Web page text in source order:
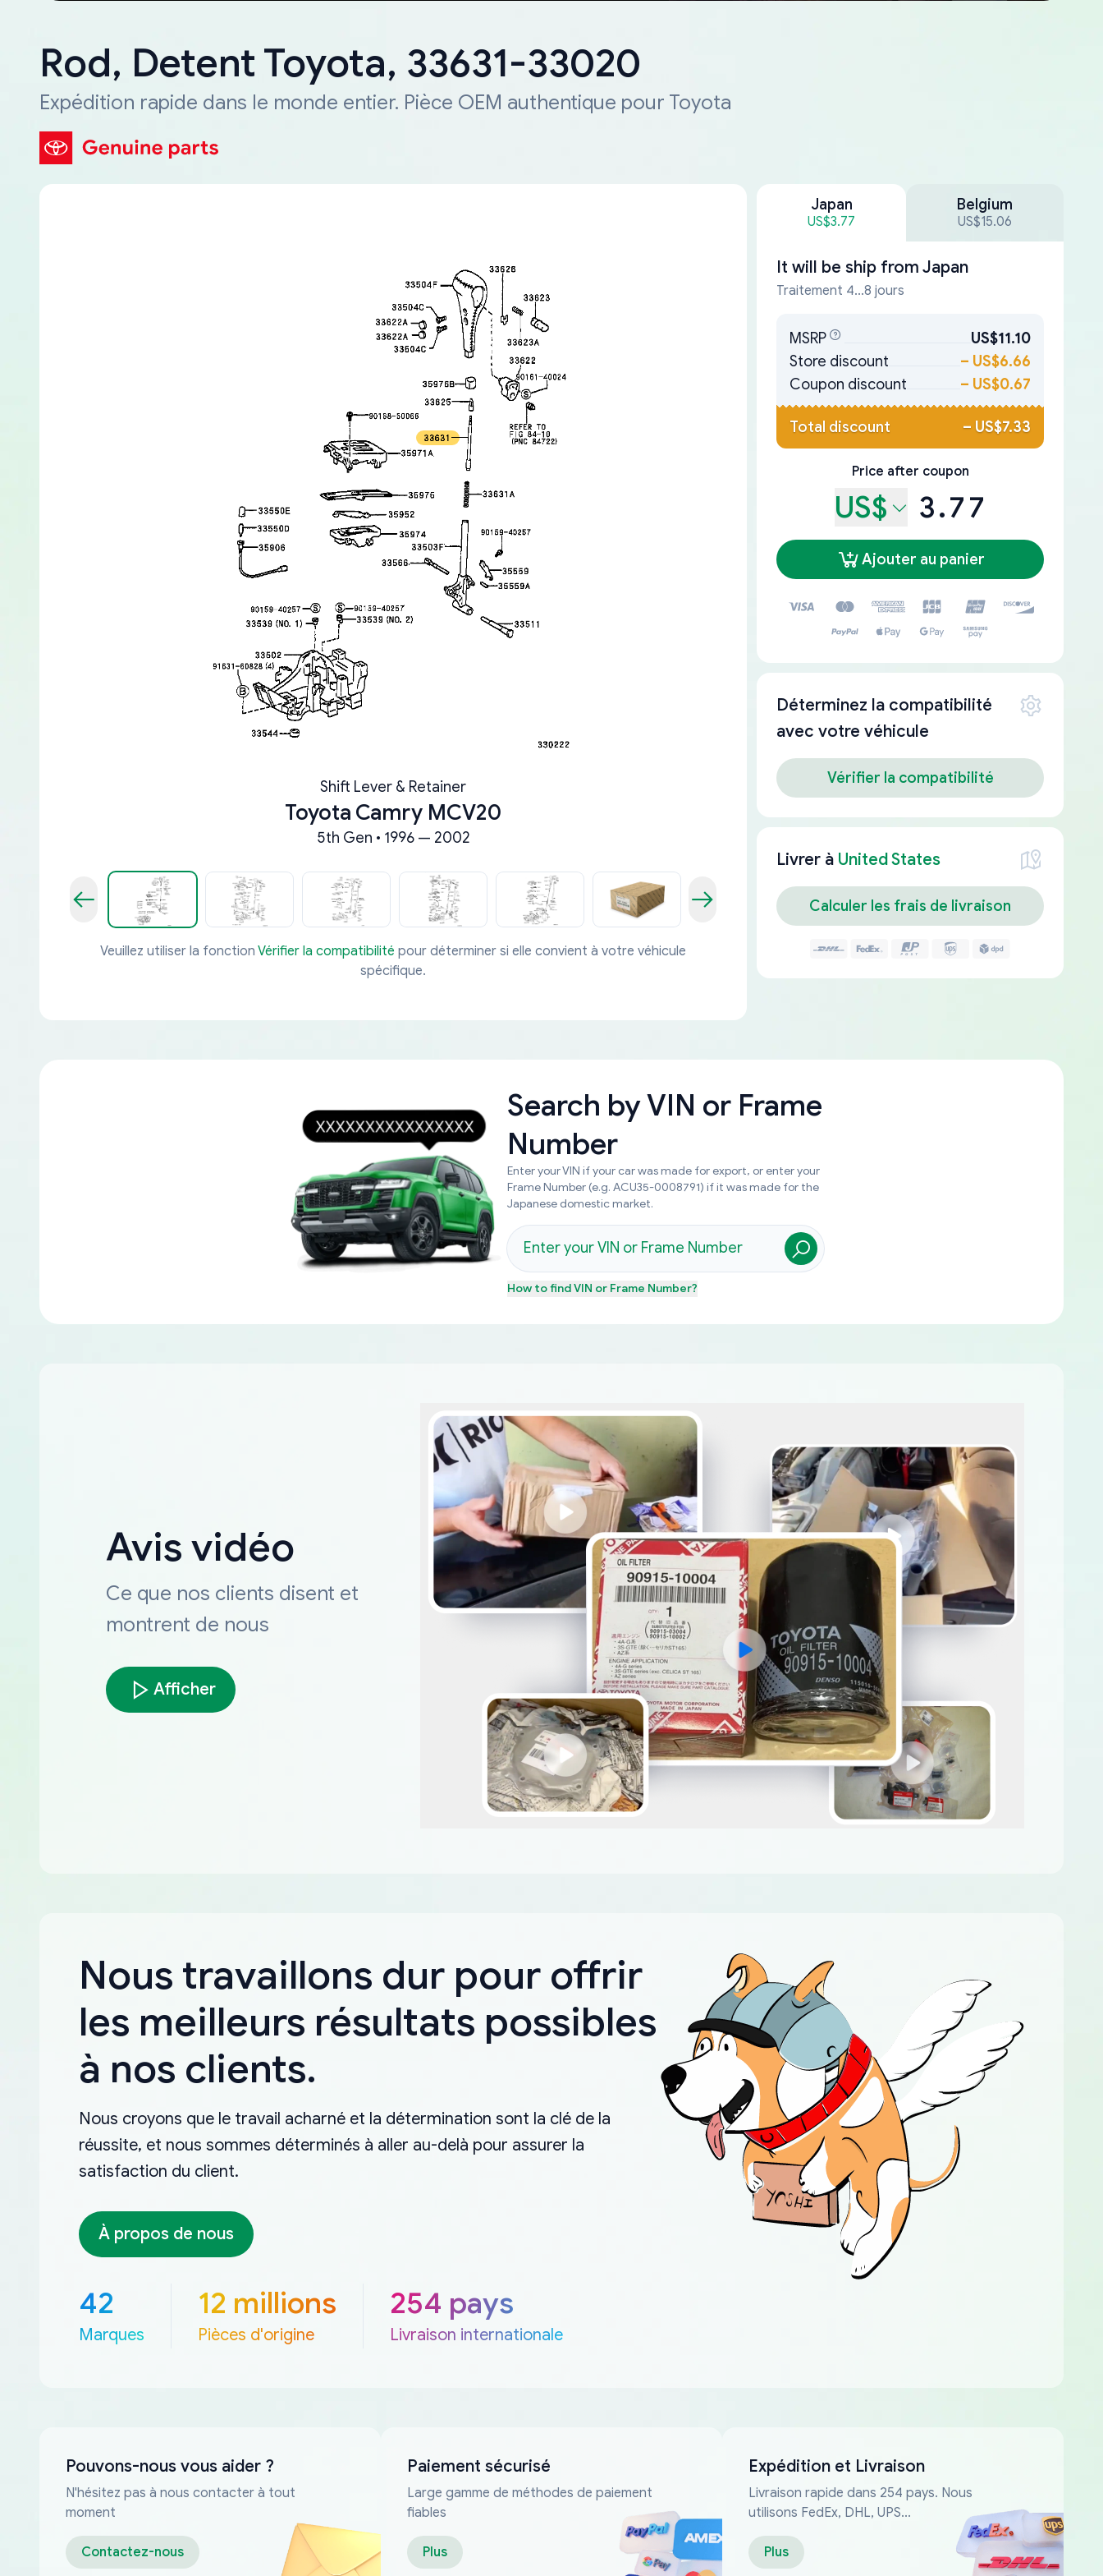
Rod, Detent Toyota, 33631-33020
Expédition rapide dans le monde entier. Pièce OEM authentique pour Toyota
Shift Lever & Retainer
Toyota Camry MCV20
5th Gen • 1996 — 2002
Veuillez utiliser la fonction Vérifier la compatibilité pour déterminer si elle convient à votre véhicule
spécifique.
Japan
US$3.77
Belgium
US$15.06
It will be ship from Japan
Traitement 4...8 jours
MSRP
US$11.10
Store discount
– US$6.66
Coupon discount
– US$0.67
Total discount – US$7.33
Price after coupon
US$ 3.77
Ajouter au panier
Déterminez la compatibilité
avec votre véhicule
Vérifier la compatibilité
Livrer à United States
Calculer les frais de livraison
Search byVIN or Frame
Number
Enter your VIN if your car was made for export, or enter your
Frame Number (e.g. ACU35-0008791) if it was made for the
Japanese domestic market.
How to findVIN or Frame Number?
Avis vidéo
Ce que nos clients disent et
montrent de nous
Afficher
Nous travaillons dur pour offrir
les meilleurs résultats possibles
à nos clients.
Nous croyons que le travail acharné et la détermination sont la clé de la
réussite, et nous sommes déterminés à aller au-delà pour assurer la
satisfaction du client.
À propos de nous
42
Marques
12 millions
Pièces d'origine
254 pays
Livraison internationale
Pouvons-nous vous aider ?
N'hésitez pas à nous contacter à tout
moment
Contactez-nous
Paiement sécurisé
Large gamme de méthodes de paiement
fiables
Plus
Expédition et Livraison
Livraison rapide dans 254 pays. Nous
utilisons FedEx, DHL, UPS...
Plus